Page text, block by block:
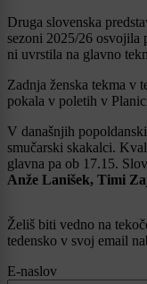
Druga slovenska
sezoni 2025/26 osvojila
ni uvrstila na glavno
Zadnja ženska tekma v
pokala v poletih v
V današnjih
smučarski skakalci.
glavna pa ob 17.15.
Anže Lanišek, Timi
Želiš biti vedno na
tedensko v svoj email
E-naslov